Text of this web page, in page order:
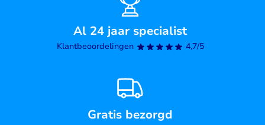
Al 24 jaar specialist
Klantbeoordelingen 4,7/5
Gratis bezorgd